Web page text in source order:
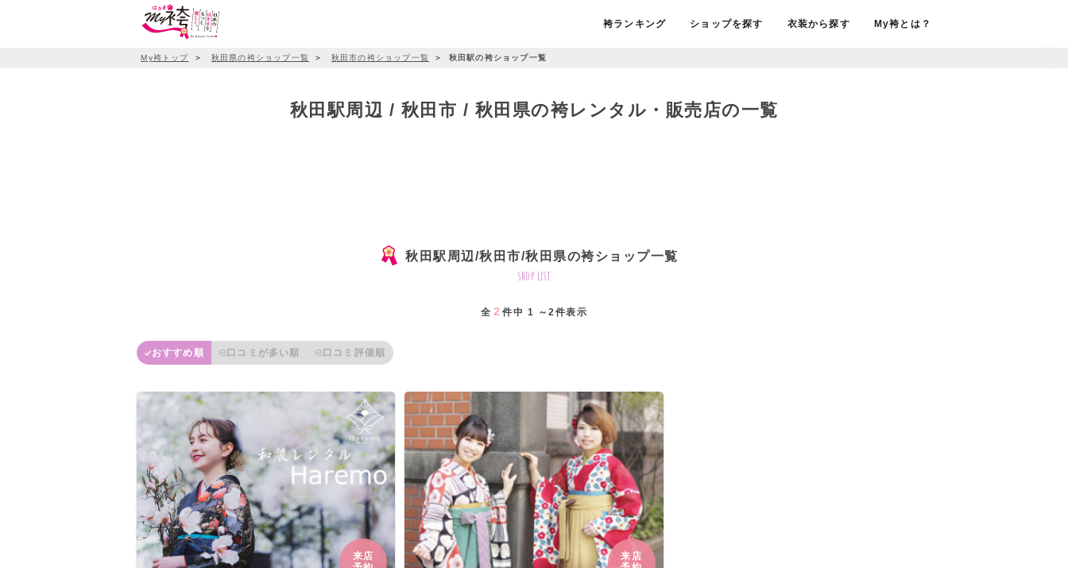
袴ランキング ショップを探す 衣装から探す My袴とは？
My袴トップ ＞ 秋田県の袴ショップ一覧 ＞ 秋田市の袴ショップ一覧 ＞ 秋田駅の袴ショップ一覧
秋田駅周辺 / 秋田市 / 秋田県の袴レンタル・販売店の一覧
秋田駅周辺/秋田市/秋田県の袴ショップ一覧
shop list
全 2 件中 1 ～2件表示
おすすめ順 口コミが多い順 口コミ評価順
来店
来店